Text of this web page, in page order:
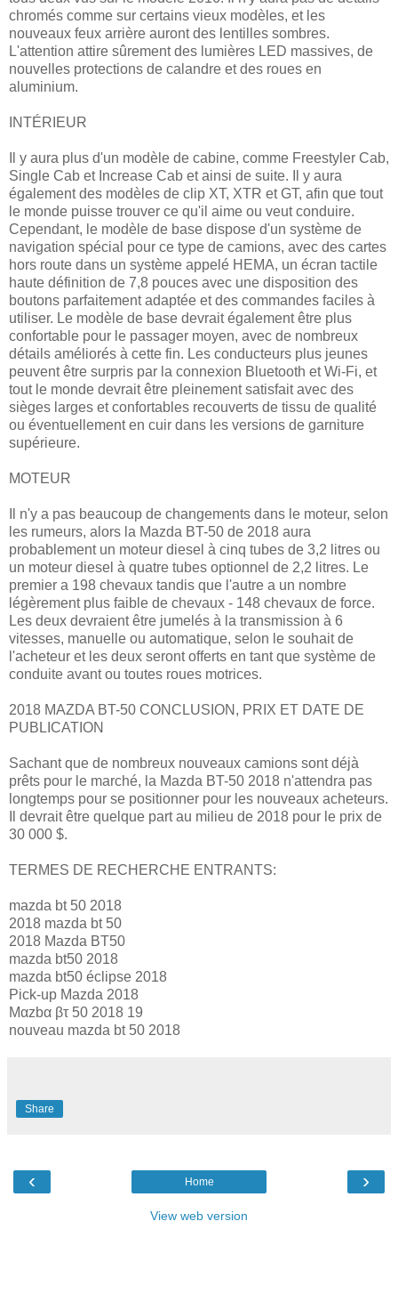
chromés comme sur certains vieux modèles, et les
nouveaux feux arrière auront des lentilles sombres.
L'attention attire sûrement des lumières LED massives, de
nouvelles protections de calandre et des roues en
aluminium.
INTÉRIEUR
Il y aura plus d'un modèle de cabine, comme Freestyler Cab,
Single Cab et Increase Cab et ainsi de suite. Il y aura
également des modèles de clip XT, XTR et GT, afin que tout
le monde puisse trouver ce qu'il aime ou veut conduire.
Cependant, le modèle de base dispose d'un système de
navigation spécial pour ce type de camions, avec des cartes
hors route dans un système appelé HEMA, un écran tactile
haute définition de 7,8 pouces avec une disposition des
boutons parfaitement adaptée et des commandes faciles à
utiliser. Le modèle de base devrait également être plus
confortable pour le passager moyen, avec de nombreux
détails améliorés à cette fin. Les conducteurs plus jeunes
peuvent être surpris par la connexion Bluetooth et Wi-Fi, et
tout le monde devrait être pleinement satisfait avec des
sièges larges et confortables recouverts de tissu de qualité
ou éventuellement en cuir dans les versions de garniture
supérieure.
MOTEUR
Il n'y a pas beaucoup de changements dans le moteur, selon
les rumeurs, alors la Mazda BT-50 de 2018 aura
probablement un moteur diesel à cinq tubes de 3,2 litres ou
un moteur diesel à quatre tubes optionnel de 2,2 litres. Le
premier a 198 chevaux tandis que l'autre a un nombre
légèrement plus faible de chevaux - 148 chevaux de force.
Les deux devraient être jumelés à la transmission à 6
vitesses, manuelle ou automatique, selon le souhait de
l'acheteur et les deux seront offerts en tant que système de
conduite avant ou toutes roues motrices.
2018 MAZDA BT-50 CONCLUSION, PRIX ET DATE DE
PUBLICATION
Sachant que de nombreux nouveaux camions sont déjà
prêts pour le marché, la Mazda BT-50 2018 n'attendra pas
longtemps pour se positionner pour les nouveaux acheteurs.
Il devrait être quelque part au milieu de 2018 pour le prix de
30 000 $.
TERMES DE RECHERCHE ENTRANTS:
mazda bt 50 2018
2018 mazda bt 50
2018 Mazda BT50
mazda bt50 2018
mazda bt50 éclipse 2018
Pick-up Mazda 2018
Mαzbα βτ 50 2018 19
nouveau mazda bt 50 2018
Share
‹ ›
Home
View web version